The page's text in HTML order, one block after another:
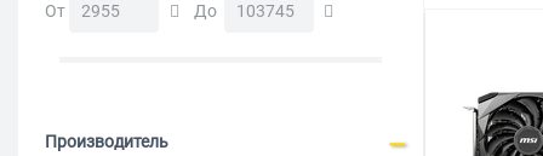
От До
Производитель